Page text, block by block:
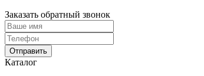
Заказать обратный звонок
Отправить
Каталог